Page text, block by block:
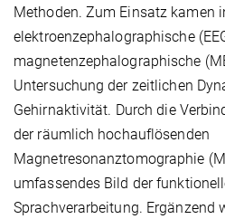
Methoden. Zum Einsatz kamen
elektroenzephalographische
magnetenzephalographische
Untersuchung der zeitlichen
Gehirnaktivität. Durch die
der räumlich hochauflösenden
Magnetresonanztomographie
umfassendes Bild der
Sprachverarbeitung. Ergänzend